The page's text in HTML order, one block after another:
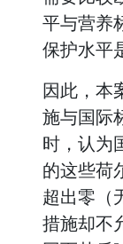
平与营养
保护水平
因此，本
施与国际
时，认为
的这些荷
超出零（
措施却不